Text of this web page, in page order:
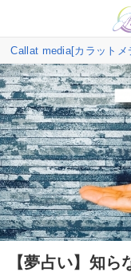
Callat media[カラットメ
【夢占い】知ら